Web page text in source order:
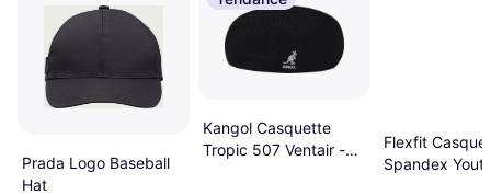
Prada Logo Baseball
Hat
Kangol Casquette
Tropic 507 Ventair -
Flexfit
Spandex